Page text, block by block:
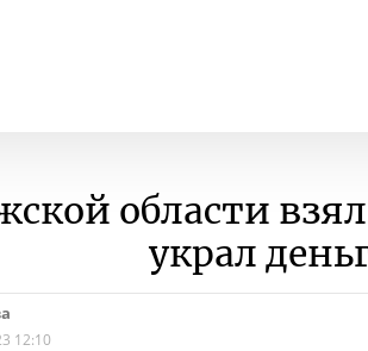
области
украл
12:10